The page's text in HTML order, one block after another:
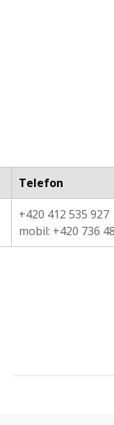
Telefon
+420 412 535 927
mobil: +420 736